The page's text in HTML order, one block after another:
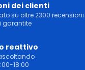
dei clienti
su oltre 2300 recensioni
garantite
reattivo
18:00